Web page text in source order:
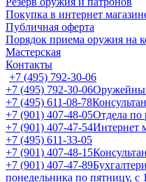
Покупка в интернет
Публичная оферта
Порядок приема оружия на
Мастерская
Контакты
+7 (495) 792-30-06
+7 (495) 792-30-06
+7 (495) 611-08-78
+7 (901) 407-48-05Отдела по
+7 (901) 407-47-54Интернет
+7 (495) 611-33-05
+7 (901) 407-48-15
+7 (901) 407-47-89
понедельника по пятницу, с